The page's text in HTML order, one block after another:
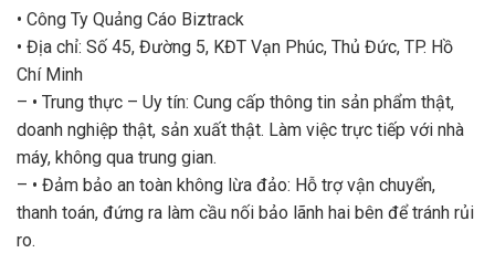
• Công Ty Quảng Cáo Biztrack
• Địa chỉ: Số 45, Đường 5, KĐT Vạn Phúc, Thủ Đức, TP. Hồ
Chí Minh
– • Trung thực – Uy tín: Cung cấp thông tin sản phẩm thật,
doanh nghiệp thật, sản xuất thật. Làm việc trực tiếp với nhà
máy, không qua trung gian.
– • Đảm bảo an toàn không lừa đảo: Hỗ trợ vận chuyển,
thanh toán, đứng ra làm cầu nối bảo lãnh hai bên để tránh rủi
ro.